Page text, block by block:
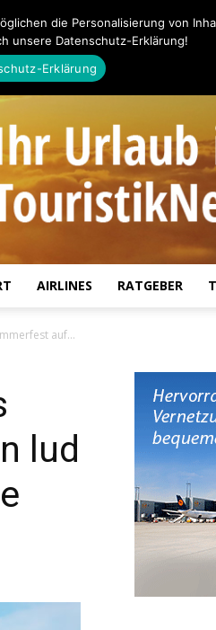
AIRLINES RATGEBER
auf...
lud
die Personalisierung von
unsere Datenschutz-Erklärung!
Erklärung